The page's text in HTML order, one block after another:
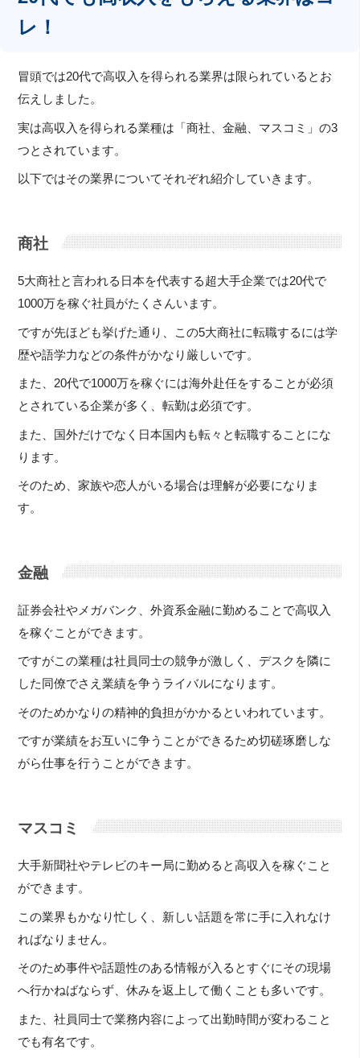
レ！
冒頭では20代で高収入を得られる業界は限られているとお
伝えしました。
実は高収入を得られる業種は「商社、金融、マスコミ」の3
つとされています。
以下ではその業界についてそれぞれ紹介していきます。
商社
5大商社と言われる日本を代表する超大手企業では20代で
1000万を稼ぐ社員がたくさんいます。
ですが先ほども挙げた通り、この5大商社に転職するには学
歴や語学力などの条件がかなり厳しいです。
また、20代で1000万を稼ぐには海外赴任をすることが必須
とされている企業が多く、転勤は必須です。
また、国外だけでなく日本国内も転々と転職することにな
ります。
そのため、家族や恋人がいる場合は理解が必要になりま
す。
金融
証券会社やメガバンク、外資系金融に勤めることで高収入
を稼ぐことができます。
ですがこの業種は社員同士の競争が激しく、デスクを隣に
した同僚でさえ業績を争うライバルになります。
そのためかなりの精神的負担がかかるといわれています。
ですが業績をお互いに争うことができるため切磋琢磨しな
がら仕事を行うことができます。
マスコミ
大手新聞社やテレビのキー局に勤めると高収入を稼ぐこと
ができます。
この業界もかなり忙しく、新しい話題を常に手に入れなけ
ればなりません。
そのため事件や話題性のある情報が入るとすぐにその現場
へ行かねばならず、休みを返上して働くことも多いです。
また、社員同士で業務内容によって出勤時間が変わること
でも有名です。